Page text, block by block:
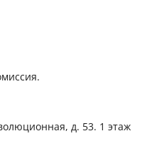
д. 53. 1 этаж